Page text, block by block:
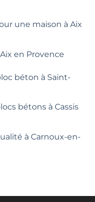
une maison à Aix
en Provence
béton à Saint-
bétons à Cassis
à Carnoux-en-